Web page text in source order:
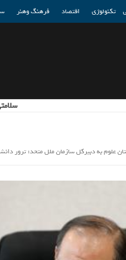
تکنولوژی اقتصاد فرهنگ وهنر
علوم به دبیرکل سازمان ملل متحد: ترور